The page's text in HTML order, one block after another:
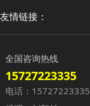
友情链接：
全国咨询热线
15727223335
电话：15727223335